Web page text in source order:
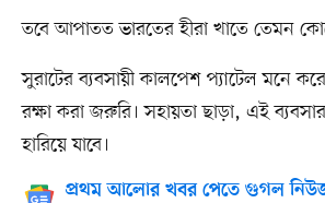
তবে আপাতত ভারতের হীরা খাতে তেমন
সুরাটের ব্যবসায়ী কালপেশ প্যাটেল মনে
রক্ষা করা জরুরি। সহায়তা ছাড়া, এই
হারিয়ে যাবে।
প্রথম আলোর খবর পেতে গুগল